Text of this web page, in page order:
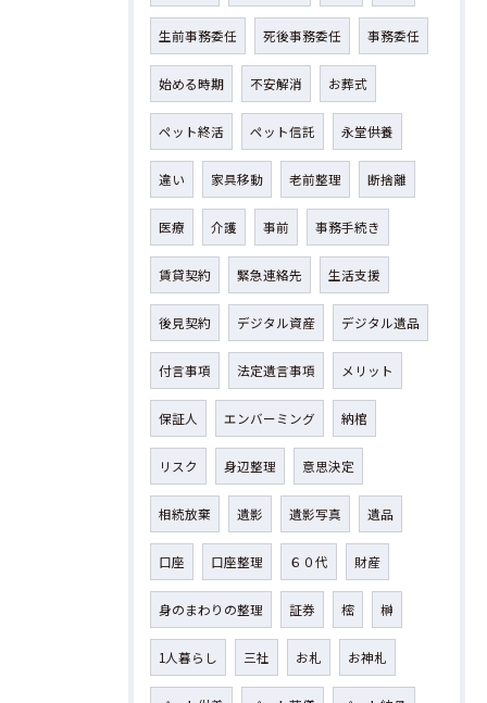
生前事務委任 死後事務委任 事務委任
始める時期 不安解消 お葬式
ペット終活 ペット信託 永堂供養
違い 家具移動 老前整理 断捨離
医療 介護 事前 事務手続き
賃貸契約 緊急連絡先 生活支援
後見契約 デジタル資産 デジタル遺品
付言事項 法定遺言事項 メリット
保証人 エンバーミング 納棺
リスク 身辺整理 意思決定
相続放棄 遺影 遺影写真 遺品
口座 口座整理 ６０代 財産
身のまわりの整理 証券 樒 榊
1人暮らし 三社 お札 お神札